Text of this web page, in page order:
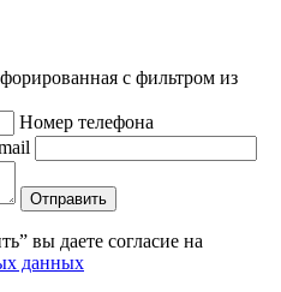
с фильтром из
Номер телефона
Отправить
вы даете согласие на
данных